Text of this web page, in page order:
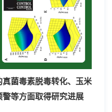
菌毒素脱毒转化、玉米
等方面取得研究进展